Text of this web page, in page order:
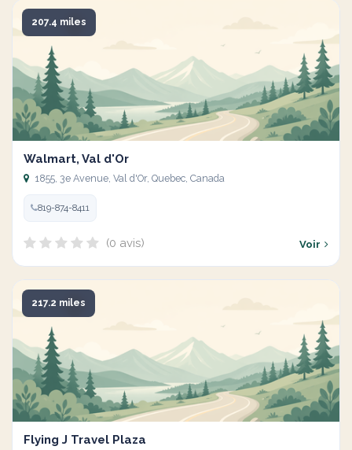
207.4 miles
Walmart, Val d'Or
1855, 3e Avenue, Val d'Or, Quebec, Canada
819-874-8411
(0 avis) Voir
217.2 miles
Flying J Travel Plaza